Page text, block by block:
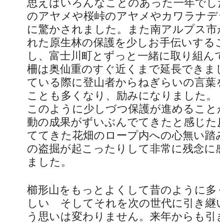
思えばいろんなことのあった一年で
のアヤメや桜峠のアヤメやカワラナ
に驚かされました。また南アルプス
れた原生林の保護を少しお手伝いす
し、富士川町とずっと一緒に取り組ん
柵は奥仙重のすぐ近くまで延長できま
ている際に登山者からねぎらいの言
ことも多くなり、励みになりました。
このように少しづつ保護が進めるこ
動の成果がずいぶんでてきたと感じた
ててきた花畑のロープ内への心無い踏
の盗掘が起こったりして非常に残念
ました。
櫛形山をもっとよくして昔のように
しい そしてそれを次の世代に引き継
う思いは変わりません。来年からも